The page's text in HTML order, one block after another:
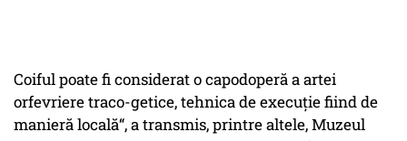
Coiful poate fi considerat o capodoperă a artei
orfevriere traco-getice, tehnica de execuţie fiind de
manieră locală“, a transmis, printre altele, Muzeul